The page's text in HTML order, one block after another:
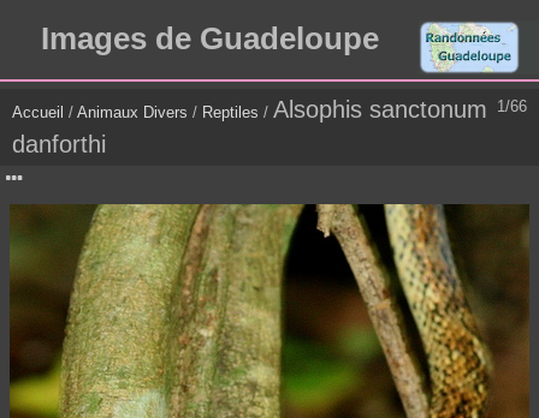
Images de Guadeloupe
1/66
Accueil / Animaux Divers / Reptiles / Alsophis sanctonum
danforthi